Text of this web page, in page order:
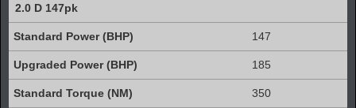
2.0 D 147pk
147
185
350